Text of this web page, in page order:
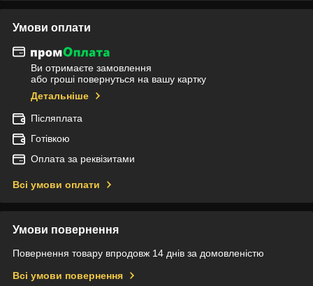
Умови оплати
Ви отримаєте замовлення
або гроші повернуться на вашу картку
Детальніше
Післяплата
Готівкою
Оплата за реквізитами
Всі умови оплати
Умови повернення
Повернення товару впродовж 14 днів за домовленістю
Всі умови повернення